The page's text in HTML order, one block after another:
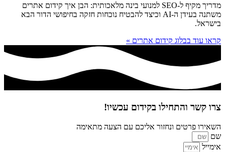
מדריך מקיף ל-SEO למנועי בינה מלאכותית: הבן איך קידום אתרים
משתנה בעידן ה-AI וכיצד להבטיח נוכחות חזקה בחיפושי הדור הבא
בישראל.
קראו עוד בבלוג קידום אתרים »
צרו קשר והתחילו בקידום עכשיו!
השאירו פרטים ונחזור אליכם עם הצעה מתאימה
שם
אימייל